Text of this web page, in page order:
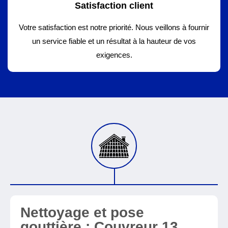
Satisfaction client
Votre satisfaction est notre priorité. Nous veillons à fournir
un service fiable et un résultat à la hauteur de vos
exigences.
Nettoyage et pose